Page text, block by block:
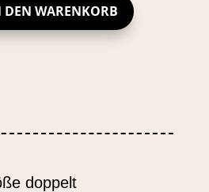
DEN WARENKORB
doppelt